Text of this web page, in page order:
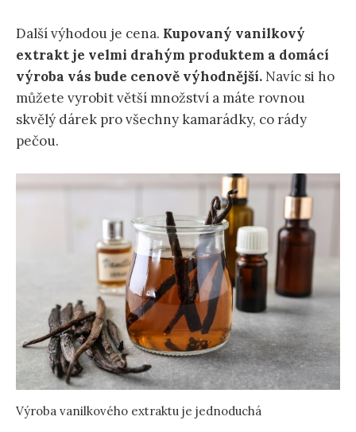
Další výhodou je cena. Kupovaný vanilkový
extrakt je velmi drahým produktem a domácí
výroba vás bude cenově výhodnější. Navíc si ho
můžete vyrobit větší množství a máte rovnou
skvělý dárek pro všechny kamarádky, co rády
pečou.
Výroba vanilkového extraktu je jednoduchá